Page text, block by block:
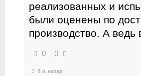
реализованных и
были оценены по
производство. А ведь
0 0
8 л. назад